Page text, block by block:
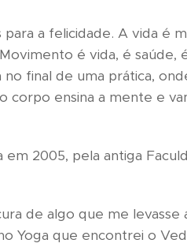
a felicidade. A vida é
é vida, é
final de uma prática,
corpo ensina a mente e
2005, pela antiga
de algo que me
Yoga que encontrei o